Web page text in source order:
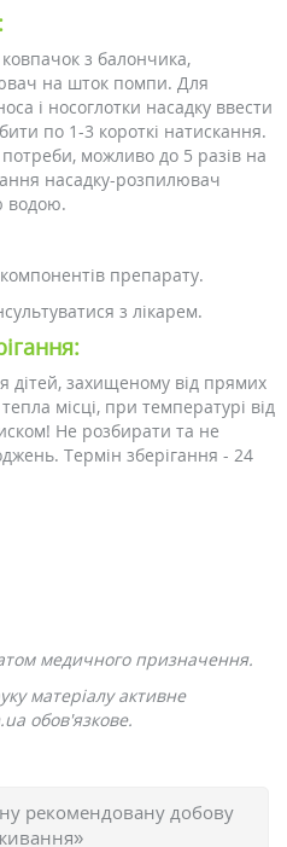
з балончика,
на шток помпи. Для
і носоглотки насадку ввести
по 1-3 короткі натискання.
можливо до 5 разів на
насадку-розпилювач
водою.
препарату.
з лікарем.
дітей, захищеному від прямих
місці, при температурі від
Не розбирати та не
Термін зберігання - 24
медичного призначення.
матеріалу активне
обов'язкове.
рекомендовану добову